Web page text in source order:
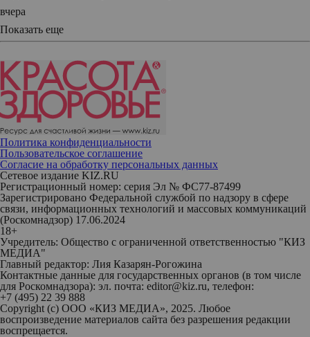
вчера
Показать еще
Политика конфиденциальности
Пользовательское соглашение
Согласие на обработку персональных данных
Сетевое издание KIZ.RU
Регистрационный номер: серия Эл № ФС77-87499
Зарегистрировано Федеральной службой по надзору в сфере
связи, информационных технологий и массовых коммуникаций
(Роскомнадзор) 17.06.2024
18+
Учредитель: Общество с ограниченной ответственностью "КИЗ
МЕДИА"
Главный редактор: Лия Казарян-Рогожина
Контактные данные для государственных органов (в том числе
для Роскомнадзора): эл. почта: editor@kiz.ru, телефон:
+7 (495) 22 39 888
Copyright (с) ООО «КИЗ МЕДИА», 2025. Любое
воспроизведение материалов сайта без разрешения редакции
воспрещается.